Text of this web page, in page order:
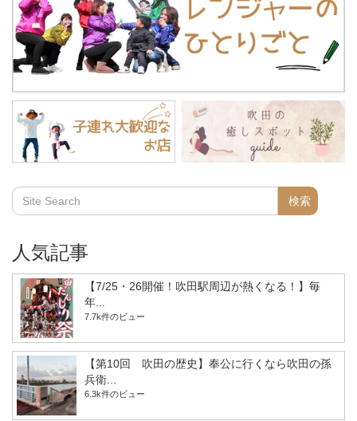
人気記事
【7/25・26開催！吹田駅周辺が熱くなる！】毎
年...
7.7k件のビュー
【第10回 吹田の歴史】奉公に行くなら吹田の孫
兵衛...
6.3k件のビュー